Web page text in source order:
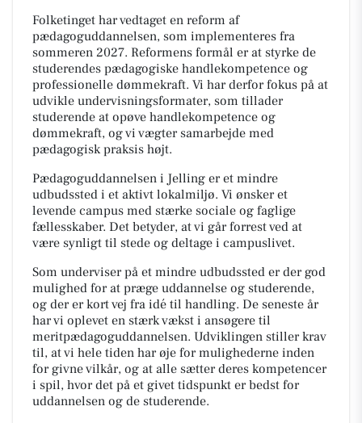
Folketinget har vedtaget en reform af
pædagoguddannelsen, som implementeres fra
sommeren 2027. Reformens formål er at styrke de
studerendes pædagogiske handlekompetence og
professionelle dømmekraft. Vi har derfor fokus på at
udvikle undervisningsformater, som tillader
studerende at opøve handlekompetence og
dømmekraft, og vi vægter samarbejde med
pædagogisk praksis højt.
Pædagoguddannelsen i Jelling er et mindre
udbudssted i et aktivt lokalmiljø. Vi ønsker et
levende campus med stærke sociale og faglige
fællesskaber. Det betyder, at vi går forrest ved at
være synligt til stede og deltage i campuslivet.
Som underviser på et mindre udbudssted er der god
mulighed for at præge uddannelse og studerende,
og der er kort vej fra idé til handling. De seneste år
har vi oplevet en stærk vækst i ansøgere til
meritpædagoguddannelsen. Udviklingen stiller krav
til, at vi hele tiden har øje for mulighederne inden
for givne vilkår, og at alle sætter deres kompetencer
i spil, hvor det på et givet tidspunkt er bedst for
uddannelsen og de studerende.